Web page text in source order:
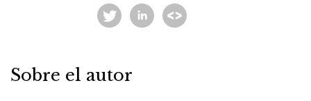
Sobre el autor